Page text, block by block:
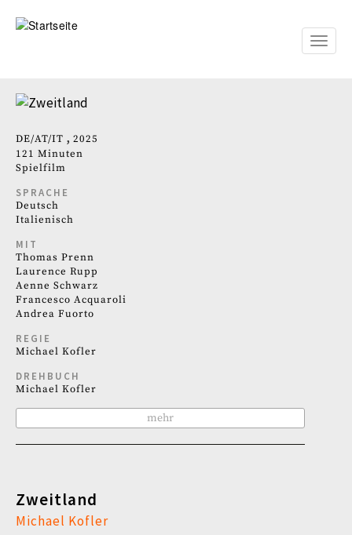
zum
Toggle
DE AT IT
2025
121 Minuten
Spielfilm
SPRACHE
Deutsch
Italienisch
MIT
Thomas Prenn
Laurence Rupp
Aenne Schwarz
Francesco Acquaroli
Andrea Fuorto
REGIE
Michael Kofler
DREHBUCH
Michael Kofler
mehr
Zweitland
Michael Kofler